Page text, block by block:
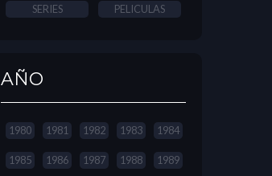
SERIES PELICULAS
AÑO
1980 1981 1982 1983 1984
1985 1986 1987 1988 1989